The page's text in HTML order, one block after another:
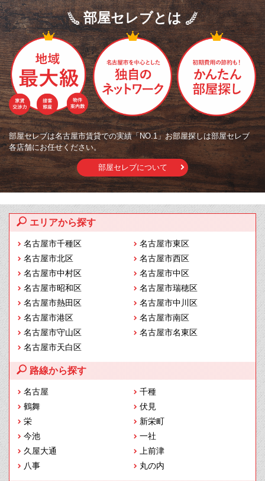
部屋セレブとは
部屋セレブは名古屋市賃貸での実績「NO.1」お部屋探しは部屋セレブ
各店舗にお任せください。
部屋セレブについて
エリアから探す
名古屋市千種区
名古屋市東区
名古屋市北区
名古屋市西区
名古屋市中村区
名古屋市中区
名古屋市昭和区
名古屋市瑞穂区
名古屋市熱田区
名古屋市中川区
名古屋市港区
名古屋市南区
名古屋市守山区
名古屋市名東区
名古屋市天白区
路線から探す
名古屋
千種
鶴舞
伏見
栄
新栄町
今池
一社
久屋大通
上前津
八事
丸の内